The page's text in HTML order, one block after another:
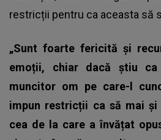
restricții pentru ca aceasta să
„Sunt foarte fericită și
emoții, chiar dacă știu
muncitor om pe care-l
impun restricții ca să mai
cea de la care a învățat